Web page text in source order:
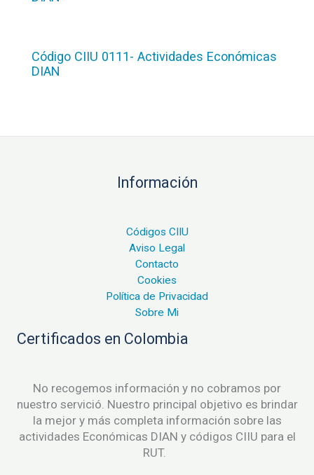
Código CIIU 0111- Actividades Económicas
DIAN
Información
Códigos CIIU
Aviso Legal
Contacto
Cookies
Política de Privacidad
Sobre Mi
Certificados en Colombia
No recogemos información y no cobramos por
nuestro servició. Nuestro principal objetivo es brindar
la mejor y más completa información sobre las
actividades Económicas DIAN y códigos CIIU para el
RUT.